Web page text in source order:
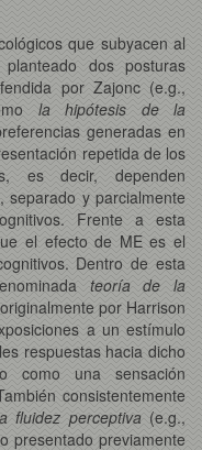
que subyacen al
dos posturas
por Zajonc (e.g.,
la hipótesis de la
generadas en
repetida de los
es decir, dependen
separado y parcialmente
Frente a esta
el efecto de ME es el
Dentro de esta
teoría de la
por Harrison
a un estímulo
respuestas hacia dicho
como una sensación
consistentemente
fluidez perceptiva (e.g.,
presentado previamente